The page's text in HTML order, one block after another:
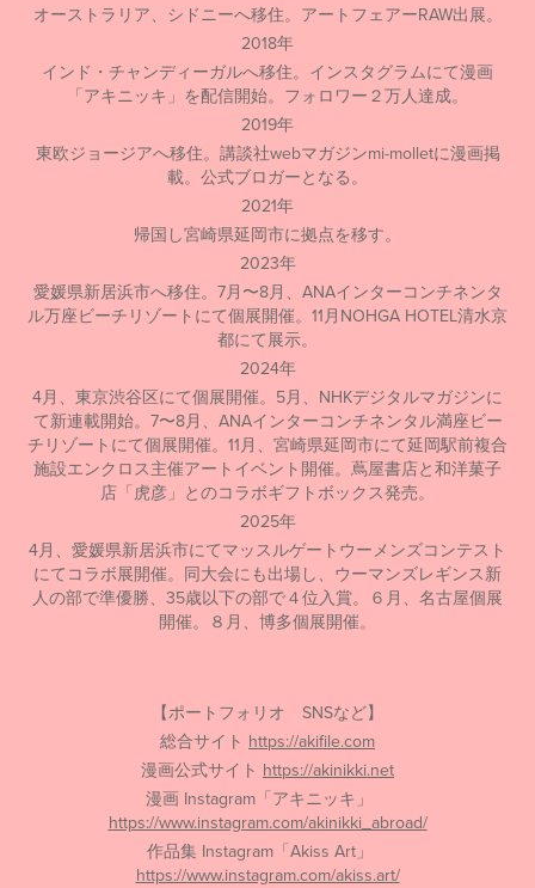
オーストラリア、シドニーへ移住。アートフェアーRAW出展。
2018年
インド・チャンディーガルへ移住。インスタグラムにて漫画
「アキニッキ」を配信開始。フォロワー２万人達成。
2019年
東欧ジョージアへ移住。講談社webマガジンmi-molletに漫画掲
載。公式ブロガーとなる。
2021年
帰国し宮崎県延岡市に拠点を移す。
2023年
愛媛県新居浜市へ移住。7月〜8月、ANAインターコンチネンタ
ル万座ビーチリゾートにて個展開催。11月NOHGA HOTEL清水京
都にて展示。
2024年
4月、東京渋谷区にて個展開催。5月、NHKデジタルマガジンに
て新連載開始。7〜8月、ANAインターコンチネンタル満座ビー
チリゾートにて個展開催。11月、宮崎県延岡市にて延岡駅前複合
施設エンクロス主催アートイベント開催。蔦屋書店と和洋菓子
店「虎彦」とのコラボギフトボックス発売。
2025年
4月、愛媛県新居浜市にてマッスルゲートウーメンズコンテスト
にてコラボ展開催。同大会にも出場し、ウーマンズレギンス新
人の部で準優勝、35歳以下の部で４位入賞。６月、名古屋個展
開催。８月、博多個展開催。
【ポートフォリオ SNSなど】
総合サイト https://akifile.com
漫画公式サイト https://akinikki.net
漫画 Instagram「アキニッキ」
https://www.instagram.com/akinikki_abroad/
作品集 Instagram「Akiss Art」
https://www.instagram.com/akiss.art/